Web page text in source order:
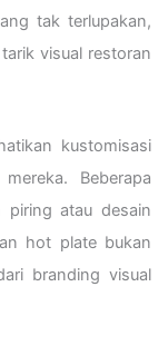
tak terlupakan,
visual restoran
kustomisasi
Beberapa
piring atau desain
hot plate bukan
branding visual